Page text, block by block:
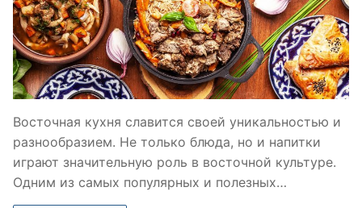
Восточная кухня славится своей уникальностью и
разнообразием. Не только блюда, но и напитки
играют значительную роль в восточной культуре.
Одним из самых популярных и полезных…